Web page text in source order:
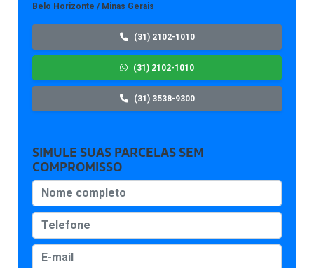
Belo Horizonte / Minas Gerais
(31) 2102-1010
(31) 2102-1010
(31) 3538-9300
SIMULE SUAS PARCELAS SEM
COMPROMISSO